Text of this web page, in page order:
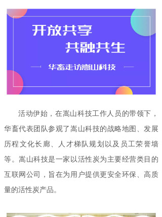
活动伊始，在嵩山科技工作人员的带领下，
华畜代表团队参观了嵩山科技的战略地图、发展
历程文化长廊、人才梯队规划以及员工荣誉墙
等。嵩山科技是一家以活性炭为主要经营类目的
互联网公司，旨在为用户提供更安全环保、高质
量的活性炭产品。